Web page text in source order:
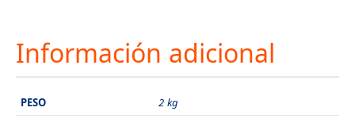
Información adicional
PESO
2 kg